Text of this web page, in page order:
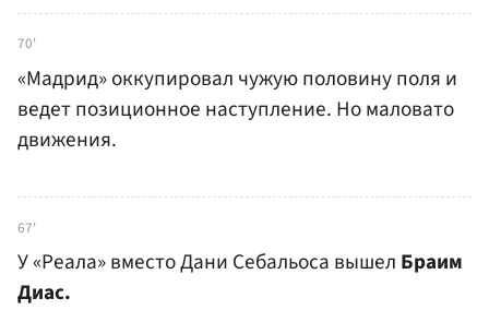
70'
«Мадрид» оккупировал чужую половину поля и
ведет позиционное наступление. Но маловато
движения.
67'
У «Реала» вместо Дани Себальоса вышел Браим
Диас.